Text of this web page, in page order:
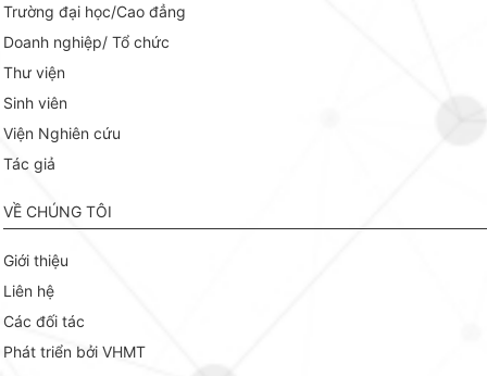
Trường đại học/Cao đẳng
Doanh nghiệp/ Tổ chức
Thư viện
Sinh viên
Viện Nghiên cứu
Tác giả
VỀ CHÚNG TÔI
Giới thiệu
Liên hệ
Các đối tác
Phát triển bởi VHMT